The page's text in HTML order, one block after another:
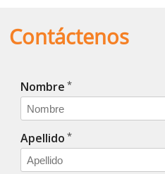
Contáctenos